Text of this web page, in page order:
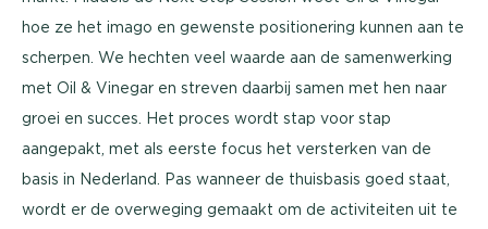
hoe ze het imago en gewenste positionering kunnen aan te
scherpen. We hechten veel waarde aan de samenwerking
met Oil & Vinegar en streven daarbij samen met hen naar
groei en succes. Het proces wordt stap voor stap
aangepakt, met als eerste focus het versterken van de
basis in Nederland. Pas wanneer de thuisbasis goed staat,
wordt er de overweging gemaakt om de activiteiten uit te